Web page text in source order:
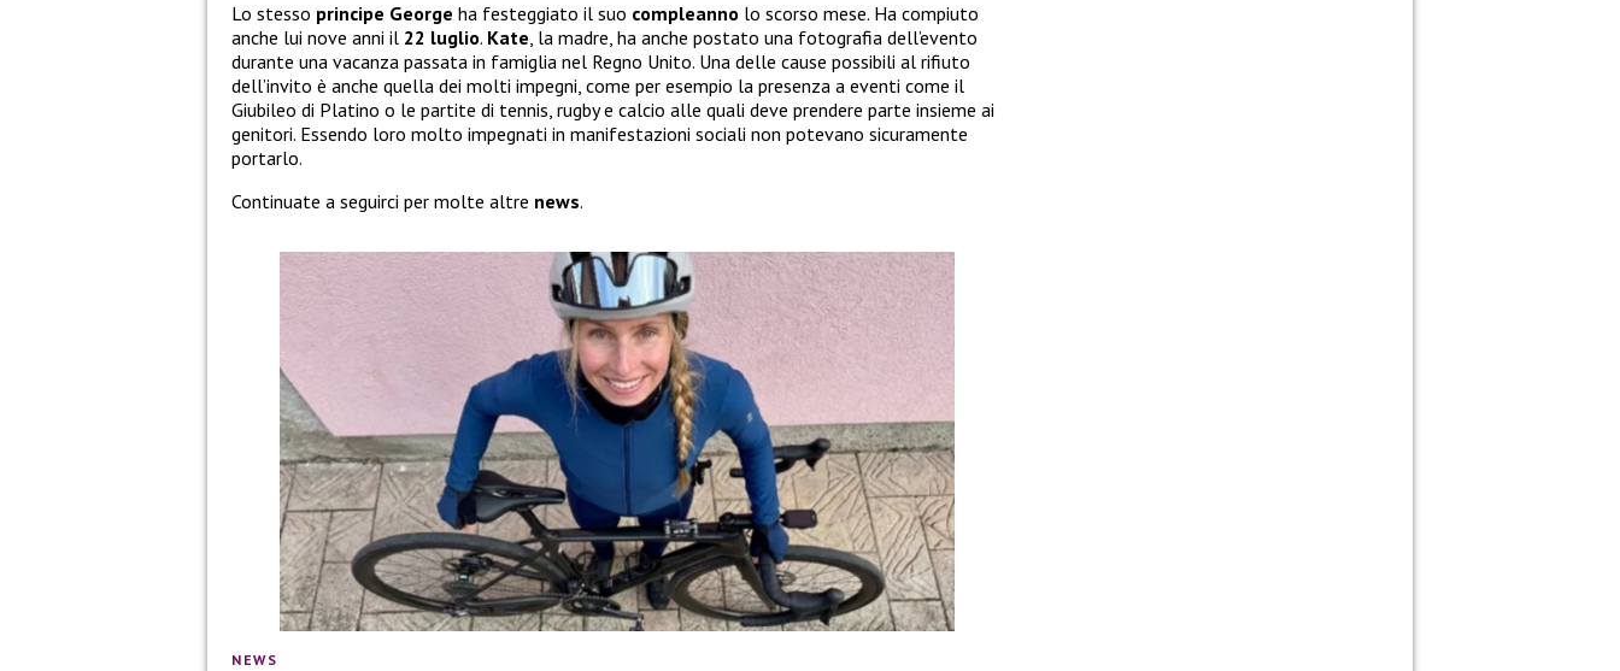
Lo stesso principe George ha festeggiato il suo compleanno lo scorso mese. Ha compiuto
anche lui nove anni il 22 luglio. Kate, la madre, ha anche postato una fotografia dell’evento
durante una vacanza passata in famiglia nel Regno Unito. Una delle cause possibili al rifiuto
dell’invito è anche quella dei molti impegni, come per esempio la presenza a eventi come il
Giubileo di Platino o le partite di tennis, rugby e calcio alle quali deve prendere parte insieme ai
genitori. Essendo loro molto impegnati in manifestazioni sociali non potevano sicuramente
portarlo.
Continuate a seguirci per molte altre news.
NEWS